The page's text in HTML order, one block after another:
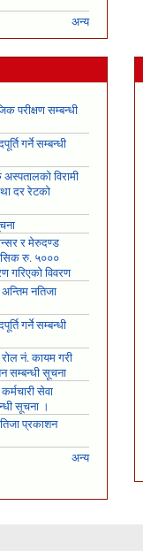
अन्य
परीक्षण सम्बन्धी
गर्ने सम्बन्धी
विरामी
दर रेटको
र मेरुदण्ड
रु. ५०००
गरिएको विवरण
नतिजा
गर्ने सम्बन्धी
नं. कायम गरी
सम्बन्धी सूचना
सेवा
सूचना ।
प्रकाशन
अन्य